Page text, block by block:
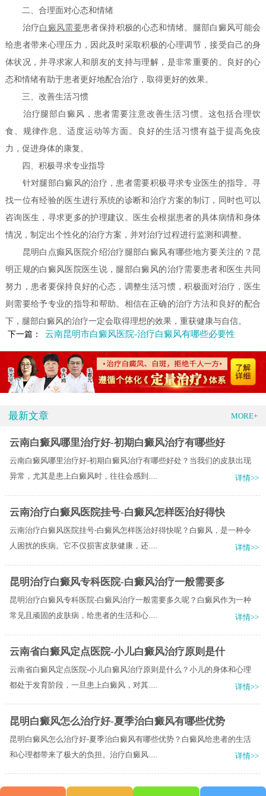
二、合理面对心态和情绪
治疗白癜风需要患者保持积极的心态和情绪。腿部白癜风可能会
给患者带来心理压力，因此及时采取积极的心理调节，接受自己的身
体状况，并寻求家人和朋友的支持与理解，是非常重要的。良好的心
态和情绪有助于患者更好地配合治疗，取得更好的效果。
三、改善生活习惯
治疗腿部白癜风，患者需要注意改善生活习惯。这包括合理饮
食、规律作息、适度运动等方面。良好的生活习惯有益于提高免疫
力，促进身体的康复。
四、积极寻求专业指导
针对腿部白癜风的治疗，患者需要积极寻求专业医生的指导。寻
找一位有经验的医生进行系统的诊断和治疗方案的制订，同时也可以
咨询医生，寻求更多的护理建议。医生会根据患者的具体病情和身体
情况，制定出个性化的治疗方案，并对治疗过程进行监测和调整。
昆明白点癫风医院介绍治疗腿部白癜风有哪些地方要关注的？昆
明正规的白癜风医院医生说，腿部白癜风的治疗需要患者和医生共同
努力，患者要保持良好的心态，调整生活习惯，积极面对治疗，医生
则需要给予专业的指导和帮助。相信在正确的治疗方法和良好的配合
下，腿部白癜风的治疗一定会取得理想的效果，重获健康与自信。
下一篇：
云南昆明市白癜风医院-治疗白癜风有哪些必要性
最新文章 MORE+
云南白癜风哪里治疗好-初期白癜风治疗有哪些好
云南白癜风哪里治疗好-初期白癜风治疗有哪些好处？当我们的皮肤出现
异常，尤其是患上白癜风时，往往会感到.....
详情>>
云南治疗白癜风医院挂号-白癜风怎样医治好得快
云南治疗白癜风医院挂号-白癜风怎样医治好得快呢？白癜风，是一种令
人困扰的疾病。它不仅损害皮肤健康，还.....
详情>>
昆明治疗白癜风专科医院-白癜风治疗一般需要多
昆明治疗白癜风专科医院-白癜风治疗一般需要多久呢？白癜风作为一种
常见且顽固的皮肤病，给患者的生活和心.....
详情>>
云南省白癜风定点医院-小儿白癜风治疗原则是什
云南省白癜风定点医院-小儿白癜风治疗原则是什么？小儿的身体和心理
都处于发育阶段，一旦患上白癜风，对其.....
详情>>
昆明白癜风怎么治疗好-夏季治白癜风有哪些优势
昆明白癜风怎么治疗好-夏季治白癜风有哪些优势？白癜风给患者的生活
和心理都带来了极大的负担。治疗白癜风.....
详情>>